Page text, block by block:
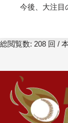
今後、大注目
総閲覧数: 208 回 /